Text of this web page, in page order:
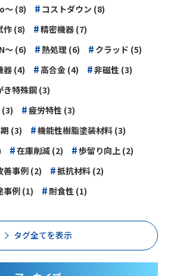
～ (8) # コストダウン (8)
作 (8) #精密機器 (7)
～ (6) #熱処理 (6) # クラッド (5)
器 (4) # 高合金 (4) #非磁性 (3)
き特殊鋼 (3)
(3) #疲労特性 (3)
(3) #機能性樹脂塗装材料 (3)
#在庫削減 (2) #歩留り向上 (2)
善事例 (2) #抵抗材料 (2)
事例 (1) #耐食性 (1)
タグ全てを表示